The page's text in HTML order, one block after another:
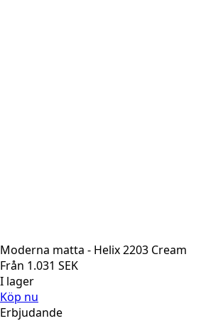
Moderna matta - Helix 2203 Cream
Från 1.031 SEK
I lager
Köp nu
Erbjudande